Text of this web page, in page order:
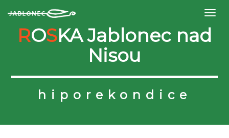
ROSKA Jablonec nad
Nisou
hiporekondice